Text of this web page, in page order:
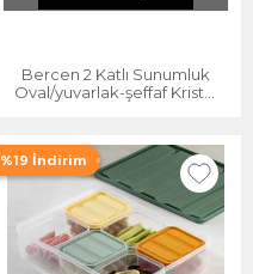
Bercen 2 Katlı Sunumluk
Oval/yuvarlak-şeffaf Kristal
%19 İndirim